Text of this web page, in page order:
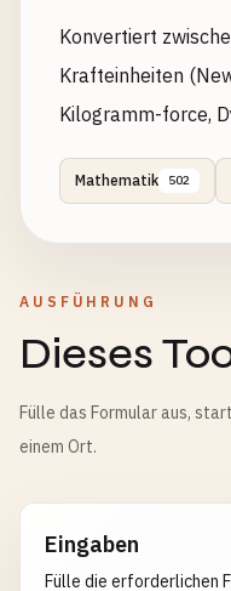
Konvertiert
Krafteinheiten
Kilogramm-force,
Mathematik 502
AUSFÜHRUNG
Dieses
Fülle das Formular aus,
einem Ort.
Eingaben
Fülle die erforderlichen